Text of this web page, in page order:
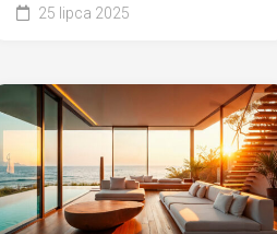
25 lipca 2025